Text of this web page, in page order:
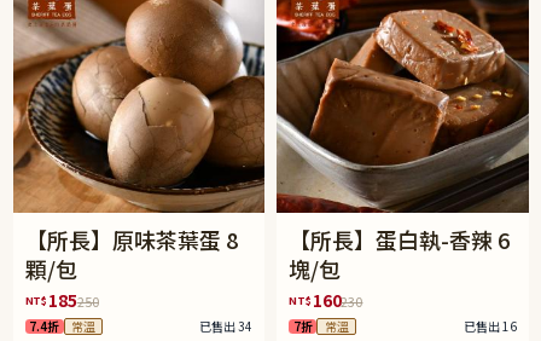
【所長】原味茶葉蛋 8
顆/包
NT$ 185250
7.4折 常溫 已售出 34
【所長】蛋白執-香辣 6
塊/包
NT$ 160230
7折 常溫 已售出 16